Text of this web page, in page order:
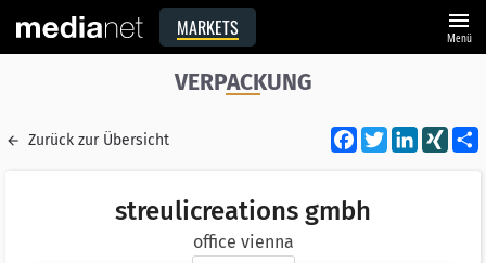
MARKETS menu
Menü
VERPACKUNG
Zurück zur Übersicht Facebook
Twitter XING
streulicreations gmbh
office vienna